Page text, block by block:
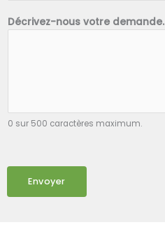
Décrivez-nous votre demande.
0 sur 500 caractères maximum.
Envoyer